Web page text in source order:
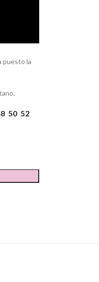
puesto la
50 52